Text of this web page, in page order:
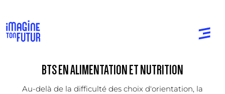
BTS EN ALIMENTATION ET NUTRITION
Au-delà de la difficulté des choix d'orientation, la